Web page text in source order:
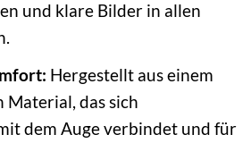
und klare Bilder in allen
Hergestellt aus einem
das sich
dem Auge verbindet und für